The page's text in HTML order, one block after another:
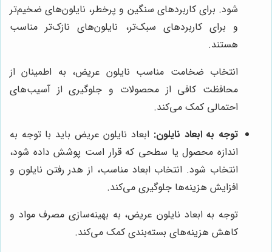
شود. برای کاربردهای سنگین و پرخطر، نایلون‌های ضخیم‌تر
و برای کاربردهای سبک‌تر، نایلون‌های نازک‌تر مناسب
هستند.
انتخاب ضخامت مناسب نایلون عریض، به اطمینان از
محافظت کافی از محصولات و جلوگیری از آسیب‌های
احتمالی کمک می‌کند.
توجه به ابعاد نایلون: ابعاد نایلون عریض باید با توجه به
اندازه محصول یا سطحی که قرار است پوشش داده شود،
انتخاب شود. انتخاب ابعاد مناسب، از هدر رفتن نایلون و
افزایش هزینه‌ها جلوگیری می‌کند.
توجه به ابعاد نایلون عریض، به بهینه‌سازی مصرف مواد و
کاهش هزینه‌های بسته‌بندی کمک می‌کند.